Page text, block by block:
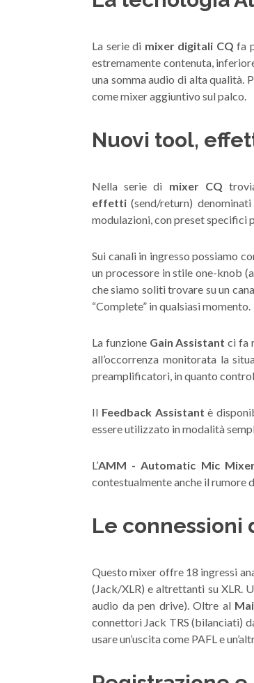
La serie di mixer digitali CQ fa
estremamente contenuta,
una somma audio di alta qualità.
come mixer aggiuntivo sul palco.
Nuovi tool,
Nella serie di mixer CQ
effetti (send/return) denominati
modulazioni, con preset specifici
Sui canali in ingresso possiamo
un processore in stile one-knob
che siamo soliti trovare su un
“Complete” in qualsiasi momento.
La funzione Gain Assistant ci fa
all’occorrenza monitorata la
preamplificatori, in quanto
Il Feedback Assistantè
essere utilizzato in modalità
L’AMM - Automatic Mic
contestualmente anche il rumore
Le connessioni
Questo mixer offre 18 ingressi
(Jack/XLR) e altrettanti su XLR.
audio da pen drive). Oltre al
connettori Jack TRS (bilanciati)
usare un’uscita come PAFL e